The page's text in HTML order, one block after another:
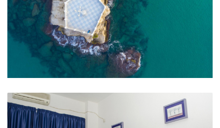
Balcón del Mediterráneo